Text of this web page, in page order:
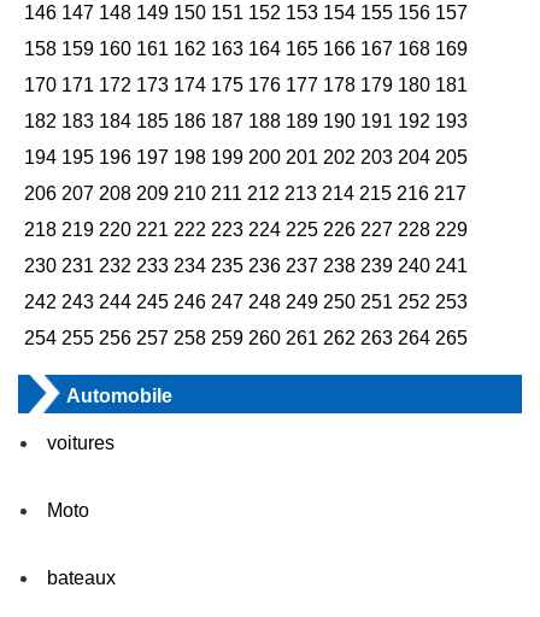
146 147 148 149 150 151 152 153 154 155 156 157
158 159 160 161 162 163 164 165 166 167 168 169
170 171 172 173 174 175 176 177 178 179 180 181
182 183 184 185 186 187 188 189 190 191 192 193
194 195 196 197 198 199 200 201 202 203 204 205
206 207 208 209 210 211 212 213 214 215 216 217
218 219 220 221 222 223 224 225 226 227 228 229
230 231 232 233 234 235 236 237 238 239 240 241
242 243 244 245 246 247 248 249 250 251 252 253
254 255 256 257 258 259 260 261 262 263 264 265
Automobile
voitures
Moto
bateaux